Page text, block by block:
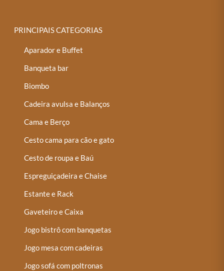
PRINCIPAIS CATEGORIAS
Aparador e Buffet
Banqueta bar
Biombo
Cadeira avulsa e Balanços
Cama e Berço
Cesto cama para cão e gato
Cesto de roupa e Baú
Espreguiçadeira e Chaise
Estante e Rack
Gaveteiro e Caixa
Jogo bistrô com banquetas
Jogo mesa com cadeiras
Jogo sofá com poltronas